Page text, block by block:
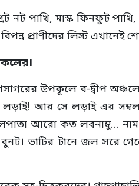
নট পাখি, মাস্ক ফিনফুট
প্রাণীদের লিস্ট
উপকূলে ব-দ্বীপ
লড়াই! আর সে লড়াই এর
আরো কত লবনাম্বু… নাম
ভাটির টানে জল সরে